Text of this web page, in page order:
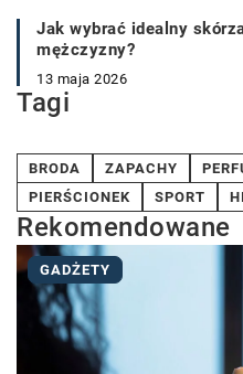
Jak wybrać idealny
mężczyzny?
13 maja 2026
Tagi
BRODA ZAPACHY
PIERŚCIONEK
SPORT
Rekomendowane
GADŻETY